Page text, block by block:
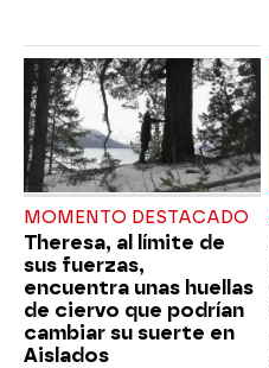
MOMENTO DESTACADO
Theresa, al límite de
sus fuerzas,
encuentra unas huellas
de ciervo que podrían
cambiar su suerte en
Aislados